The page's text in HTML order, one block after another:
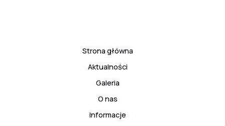
Strona główna
Aktualności
Galeria
O nas
Informacje